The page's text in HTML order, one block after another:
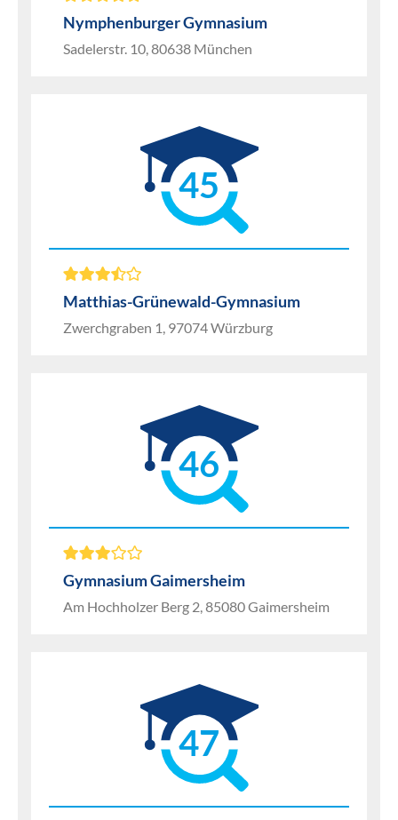
Nymphenburger Gymnasium
Sadelerstr. 10, 80638 München
45
Matthias-Grünewald-Gymnasium
Zwerchgraben 1, 97074 Würzburg
46
Gymnasium Gaimersheim
Am Hochholzer Berg 2, 85080 Gaimersheim
47